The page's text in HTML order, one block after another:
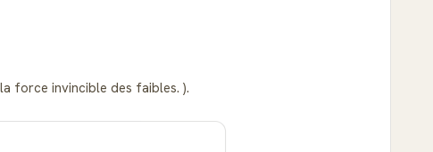
force invincible des faibles. ).